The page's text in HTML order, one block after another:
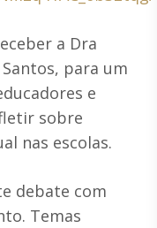
a Dra
para um
e
sobre
nas escolas.
debate com
Temas